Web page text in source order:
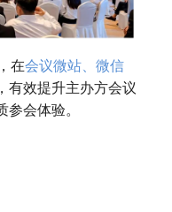
在会议微站、微信
有效提升主办方会议
会体验。